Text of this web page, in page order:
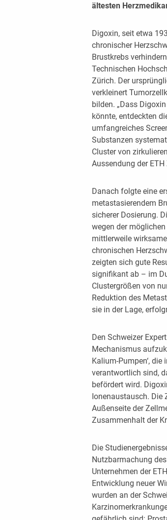
ältesten
Digoxin, seit etwa
chronischer
Brustkrebs
Technischen
Zürich. Der
verkleinert
bilden. „Dass
könnte, entdeckten
umfangreiches
Substanzen
Cluster von
Aussendung der ETH
Danach folgte eine
metastasierendem
sicherer Dosierung.
wegen der
mittlerweile
chronischen
zeigten sich gute
signifikant ab – im
Clustergrößen von
Reduktion des
sie in der Lage,
Den Schweizer
Mechanismus
Kalium-Pumpen‘,
verantwortlich sind,
befördert wird.
Ionenaustausch.
Außenseite der
Zusammenhalt der
Die
Nutzbarmachung
Unternehmen der
Entwicklung neuer
wurden an der